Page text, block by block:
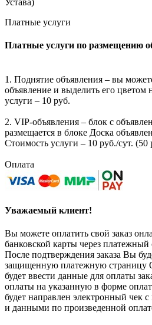
Устава)
Платные услуги
Платные услуги по размещению
1. Поднятие объявления – вы
объявление и выделить его цветом
услуги – 10 руб.
2. VIP-объявления – блок с
размещается в блоке Доска
Стоимость услуги – 10 руб./сут. (50
Оплата
Уважаемый клиент!
Вы можете оплатить свой заказ
банковской карты через
После подтверждения заказа Вы
защищенную платежную страницу
будет ввести данные для оплаты
оплаты на указанную в форме
будет направлен электронный чек
и данными по произведенной